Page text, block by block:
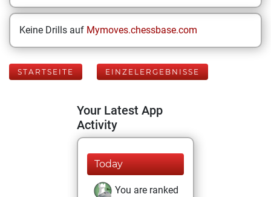
Keine Drills auf Mymoves.chessbase.com
STARTSEITE EINZELERGEBNISSE
Your Latest App
Activity
Today
You are ranked